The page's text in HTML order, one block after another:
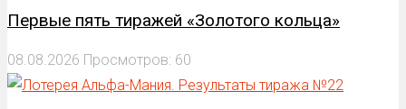
Первые пять тиражей «Золотого кольца»
08.08.2026 Просмотров: 60